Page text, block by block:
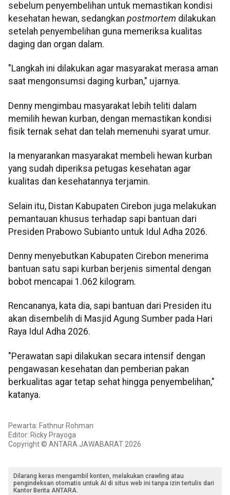
sebelum penyembelihan untuk memastikan kondisi
kesehatan hewan, sedangkan postmortem dilakukan
setelah penyembelihan guna memeriksa kualitas
daging dan organ dalam.
"Langkah ini dilakukan agar masyarakat merasa aman
saat mengonsumsi daging kurban," ujarnya.
Denny mengimbau masyarakat lebih teliti dalam
memilih hewan kurban, dengan memastikan kondisi
fisik ternak sehat dan telah memenuhi syarat umur.
Ia menyarankan masyarakat membeli hewan kurban
yang sudah diperiksa petugas kesehatan agar
kualitas dan kesehatannya terjamin.
Selain itu, Distan Kabupaten Cirebon juga melakukan
pemantauan khusus terhadap sapi bantuan dari
Presiden Prabowo Subianto untuk Idul Adha 2026.
Denny menyebutkan Kabupaten Cirebon menerima
bantuan satu sapi kurban berjenis simental dengan
bobot mencapai 1.062 kilogram.
Rencananya, kata dia, sapi bantuan dari Presiden itu
akan disembelih di Masjid Agung Sumber pada Hari
Raya Idul Adha 2026.
"Perawatan sapi dilakukan secara intensif dengan
pengawasan kesehatan dan pemberian pakan
berkualitas agar tetap sehat hingga penyembelihan,"
katanya.
Pewarta: Fathnur Rohman
Editor: Ricky Prayoga
Copyright © ANTARA JAWABARAT 2026
Dilarang keras mengambil konten, melakukan crawling atau
pengindeksan otomatis untuk AI di situs web ini tanpa izin tertulis dari
Kantor Berita ANTARA.